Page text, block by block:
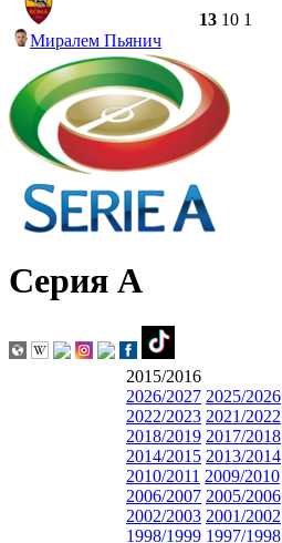
Миралем Пьянич
13 10 1
Серия А
2015/2016
2026/2027 2025/2026
2022/2023 2021/2022
2018/2019 2017/2018
2014/2015 2013/2014
2010/2011 2009/2010
2006/2007 2005/2006
2002/2003 2001/2002
1998/1999 1997/1998